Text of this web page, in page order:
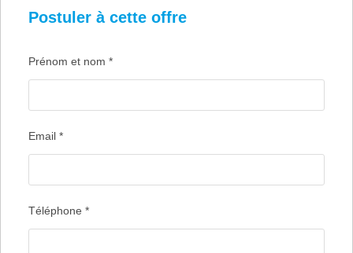
Postuler à cette offre
Prénom et nom *
Email *
Téléphone *